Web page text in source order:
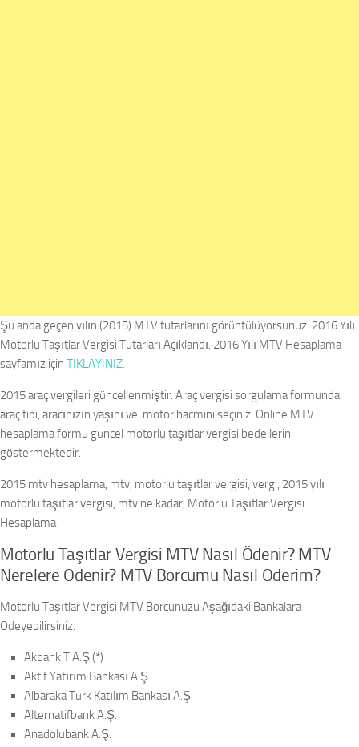
Şu anda geçen yılın (2015) MTV tutarlarını görüntülüyorsunuz. 2016 Yılı
Motorlu Taşıtlar Vergisi Tutarları Açıklandı. 2016 Yılı MTV Hesaplama
sayfamız için TIKLAYINIZ.
2015 araç vergileri güncellenmiştir. Araç vergisi sorgulama formunda
araç tipi, aracınızın yaşını ve motor hacmini seçiniz. Online MTV
hesaplama formu güncel motorlu taşıtlar vergisi bedellerini
göstermektedir.
2015 mtv hesaplama, mtv, motorlu taşıtlar vergisi, vergi, 2015 yılı
motorlu taşıtlar vergisi, mtv ne kadar, Motorlu Taşıtlar Vergisi
Hesaplama
Motorlu Taşıtlar Vergisi MTV Nasıl Ödenir? MTV
Nerelere Ödenir? MTV Borcumu Nasıl Öderim?
Motorlu Taşıtlar Vergisi MTV Borcunuzu Aşağıdaki Bankalara
Ödeyebilirsiniz.
Akbank T.A.Ş.(*)
Aktif Yatırım Bankası A.Ş.
Albaraka Türk Katılım Bankası A.Ş.
Alternatifbank A.Ş.
Anadolubank A.Ş.